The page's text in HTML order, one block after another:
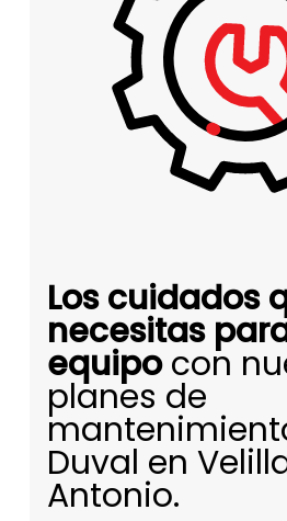
Los cuidados
necesitas
equipocon
planes de
Duval en
Antonio.